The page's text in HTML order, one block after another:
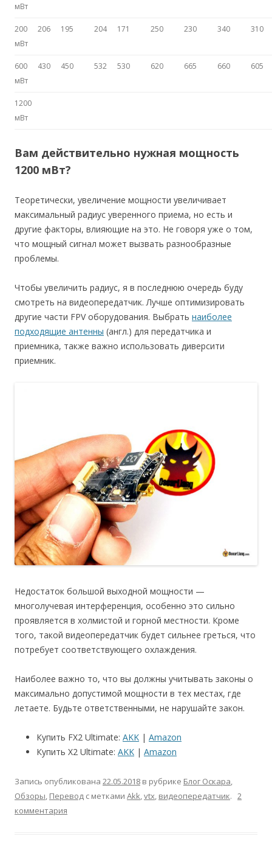
мВт
200
мВт
206 195 204 171 250 230 340 310
600
мВт
430 450 532 530 620 665 660 605
1200
мВт
Вам действительно нужная мощность
1200 мВт?
Теоретически, увеличение мощности увеличивает
максимальный радиус уверенного приема, но есть и
другие факторы, влияющие на это. Не говоря уже о том,
что мощный сигнал может вызвать разнообразные
проблемы.
Чтобы увеличить радиус, я в последнюю очередь буду
смотреть на видеопередатчик. Лучше оптимизировать
другие части FPV оборудования. Выбрать наиболее
подходящие антенны (англ.) для передатчика и
приемника, также важно использовать диверсити
приемник.
Недостаток большой выходной мощности —
многолучевая интерференция, особенно это сильно
проявляется в холмистой и горной местности. Кроме
того, такой видеопередатчик будет сильнее греться, что
потребует соответствующего охлаждения.
Наиболее важно то, что вы должны учитывать законы о
максимально допустимой мощности в тех местах, где
летаете. Будьте ответственными, не нарушайте закон.
Купить FX2 Ultimate: AKK | Amazon
Купить X2 Ultimate: AKK | Amazon
Запись опубликована 22.05.2018 в рубрике Блог Оскара,
Обзоры, Перевод с метками Akk,vtx, видеопередатчик. 2
комментария